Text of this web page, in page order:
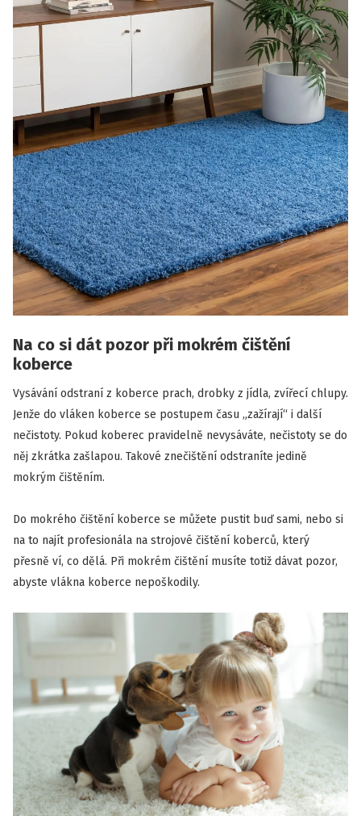
Na co si dát pozor při mokrém čištění
koberce
Vysávání odstraní z koberce prach, drobky z jídla, zvířecí chlupy.
Jenže do vláken koberce se postupem času „zažírají“ i další
nečistoty. Pokud koberec pravidelně nevysáváte, nečistoty se do
něj zkrátka zašlapou. Takové znečištění odstraníte jedině
mokrým čištěním.
Do mokrého čištění koberce se můžete pustit buď sami, nebo si
na to najít profesionála na strojové čištění koberců, který
přesně ví, co dělá. Při mokrém čištění musíte totiž dávat pozor,
abyste vlákna koberce nepoškodily.